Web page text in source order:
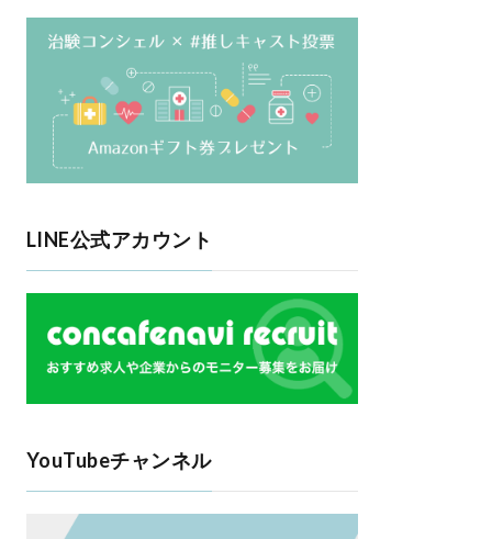
LINE公式アカウント
YouTubeチャンネル